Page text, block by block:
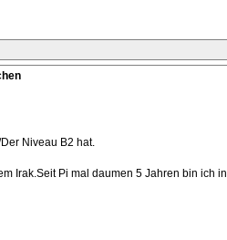
Niveau B2 hat.
Irak.Seit Pi mal daumen 5 Jahren bin ich in